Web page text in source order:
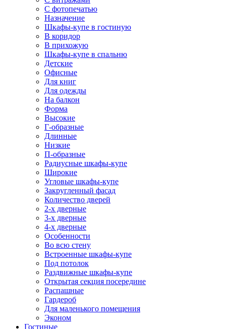
С фотопечатью
Назначение
Шкафы-купе в гостиную
В коридор
В прихожую
Шкафы-купе в спальню
Детские
Офисные
Для книг
Для одежды
На балкон
Форма
Высокие
Г-образные
Длинные
Низкие
П-образные
Радиусные шкафы-купе
Широкие
Угловые шкафы-купе
Закругленный фасад
Количество дверей
2-х дверные
3-х дверные
4-х дверные
Особенности
Во всю стену
Встроенные шкафы-купе
Под потолок
Раздвижные шкафы-купе
Открытая секция посередине
Распашные
Гардероб
Для маленького помещения
Эконом
Гостиные